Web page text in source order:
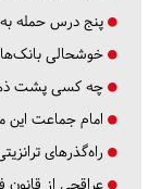
پنج درس‌ حمله به
خوشحالی بانک‌ها
چه کسی پشت
امام جماعت این مسجد در ۳ سال،
راه‌گذرهای
عراقچی از قانون